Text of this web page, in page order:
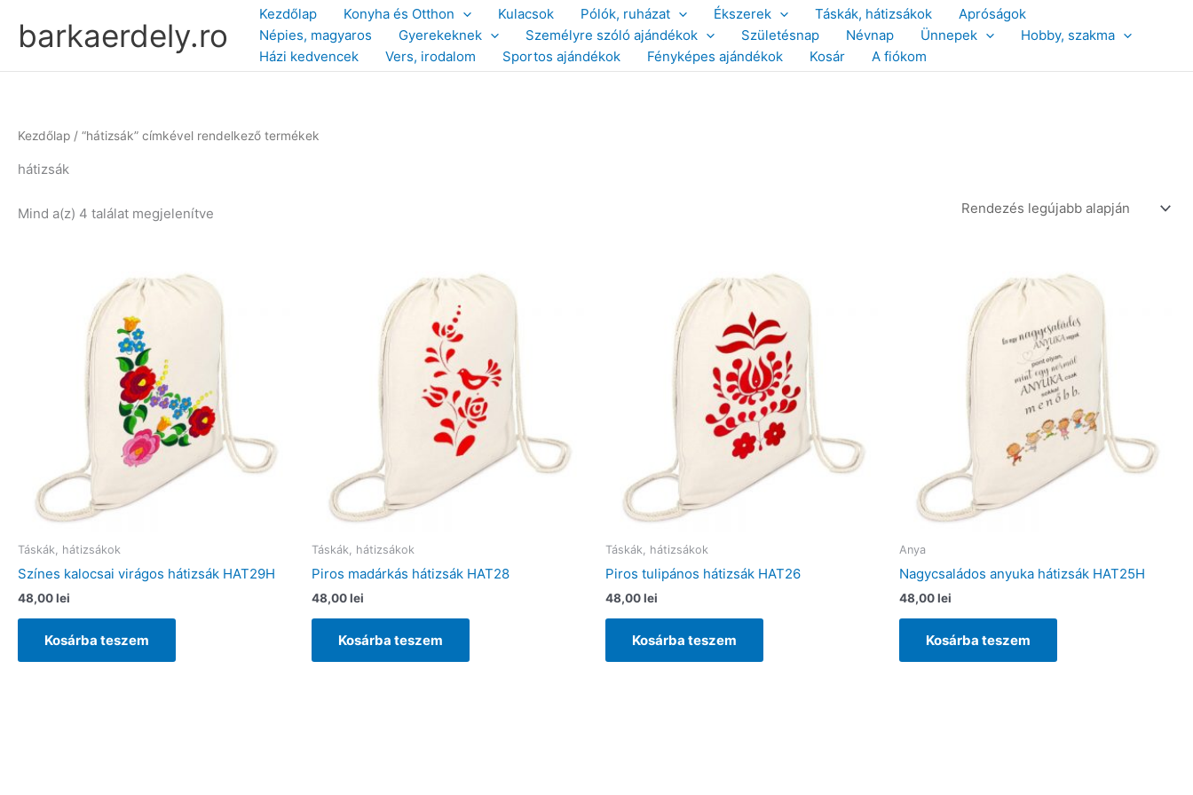
content
barkaerdely.ro
Kezdőlap Konyha és Otthon Kulacsok Pólók, ruházat Ékszerek Táskák, hátizsákok
Apróságok
Népies, magyaros
Gyerekeknek Személyre szóló ajándékok Születésnap Névnap Ünnepek
Hobby, szakma
Házi kedvencek
Vers, irodalom Sportos ajándékok Fényképes ajándékok Kosár A fiókom
Kezdőlap / “hátizsák” címkével rendelkező termékek
hátizsák
Mind a(z) 4 találat megjelenítve
Táskák, hátizsákok
Színes kalocsai virágos hátizsák HAT29H
48,00lei
Kosárba teszem
Táskák, hátizsákok
Piros madárkás hátizsák HAT28
48,00lei
Kosárba teszem
Táskák, hátizsákok
Piros tulipános hátizsák HAT26
48,00lei
Kosárba teszem
Anya
Nagycsaládos anyuka hátizsák HAT25H
48,00lei
Kosárba teszem